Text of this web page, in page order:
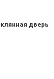
дверь